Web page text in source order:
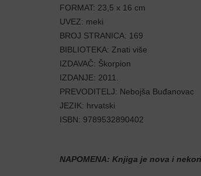
FORMAT: 23,5 x 16 cm
UVEZ: meki
BROJ STRANICA: 169
BIBLIOTEKA: Znati više
IZDAVAČ: Škorpion
IZDANJE: 2011.
PREVODITELJ: Nebojša Buđanovac
JEZIK: hrvatski
ISBN: 9789532890402
NAPOMENA: Knjiga je nova i